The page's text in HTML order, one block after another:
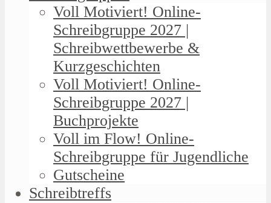
Voll Motiviert! Online-
Schreibgruppe 2027 |
Schreibwettbewerbe &
Kurzgeschichten
Voll Motiviert! Online-
Schreibgruppe 2027 |
Buchprojekte
Voll im Flow! Online-
Schreibgruppe für Jugendliche
Gutscheine
Schreibtreffs